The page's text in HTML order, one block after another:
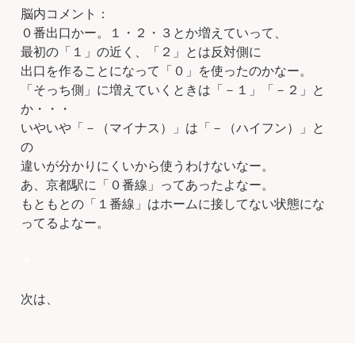
脳内コメント：
０番出口かー。１・２・３とか増えていって、
最初の「１」の近く、「２」とは反対側に
出口を作ることになって「０」を使ったのかなー。
「そっち側」に増えていくときは「－１」「－２」と
か・・・
いやいや「－（マイナス）」は「－（ハイフン）」と
の
違いが分かりにくいから使うわけないなー。
あ、京都駅に「０番線」ってあったよなー。
もともとの「１番線」はホームに接してない状態にな
ってるよなー。
次は、